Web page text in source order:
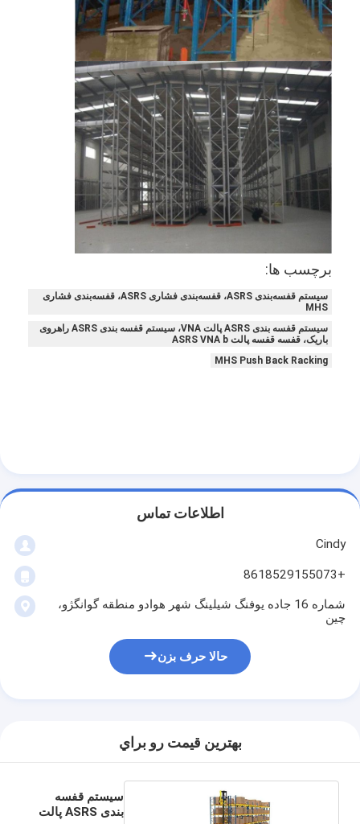
خونه
محصولات
درباره ما
تور کارخانه
کنترل کیفیت
با ما تماس بگیرید
اخبار
وبلاگ
حالا حرف بزن
سیستم نوار نقاله کارتن
سیستم شاتل انبار
سیستم های مرتب سازی نوار نقاله
ربات های متحرک خودمختار عمرو
برچسب ها:
سیستم قفسه‌بندی ASRS، قفسه‌بندی فشاری ASRS، قفسه‌بندی فشاری
MHS
سیستم قفسه بندی ASRS پالت VNA، سیستم قفسه بندی ASRS راهروی
باریک، قفسه قفسه پالت ASRS VNA b
MHS Push Back Racking
اطلاعات تماس
Cindy
+8618529155073
شماره 16 جاده یوفنگ شیلینگ شهر هوادو منطقه گوانگژو،
چین
حالا حرف بزن
بهترين قيمت رو براي
سیستم قفسه
بندی ASRS پالت